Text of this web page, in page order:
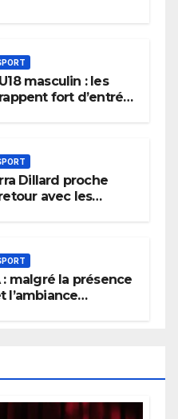
masculin : les
fort d’entrée
Dillard proche
avec les
: malgré la présence
l’ambiance